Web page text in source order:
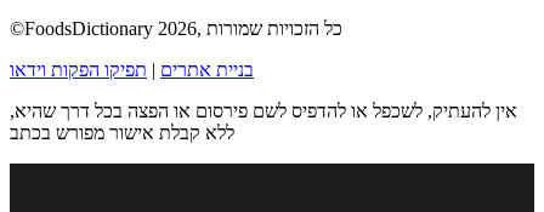
©FoodsDictionary 2026, כל הזכויות שמורות
בניית אתרים
תפיקו הפקות וידאו
אין להעתיק, לשכפל או להדפיס לשם פירסום או הפצה בכל דרך שהיא,
ללא קבלת אישור מפורש בכתב